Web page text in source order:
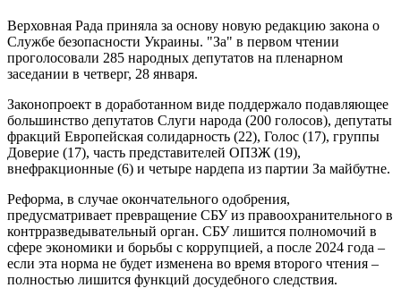
Верховная Рада приняла за основу новую редакцию закона о
Службе безопасности Украины. "За" в первом чтении
проголосовали 285 народных депутатов на пленарном
заседании в четверг, 28 января.
Законопроект в доработанном виде поддержало подавляющее
большинство депутатов Слуги народа (200 голосов), депутаты
фракций Европейская солидарность (22), Голос (17), группы
Доверие (17), часть представителей ОПЗЖ (19),
внефракционные (6) и четыре нардепа из партии За майбутне.
Реформа, в случае окончательного одобрения,
предусматривает превращение СБУ из правоохранительного в
контрразведывательный орган. СБУ лишится полномочий в
сфере экономики и борьбы с коррупцией, а после 2024 года –
если эта норма не будет изменена во время второго чтения –
полностью лишится функций досудебного следствия.